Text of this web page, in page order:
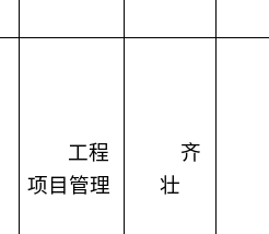
工程
项目管理
齐
壮